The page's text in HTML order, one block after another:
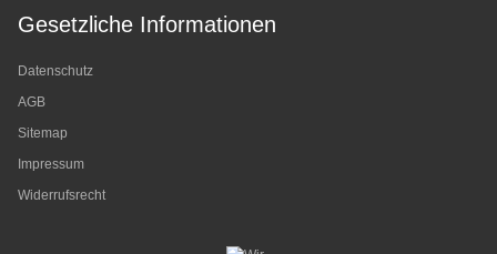
Gesetzliche Informationen
Datenschutz
AGB
Sitemap
Impressum
Widerrufsrecht